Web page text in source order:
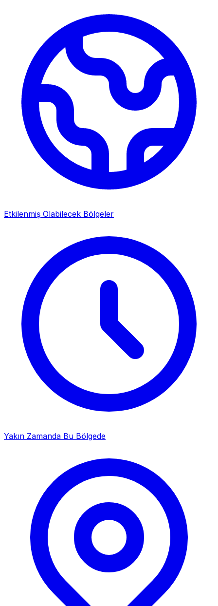
Etkilenmiş Olabilecek Bölgeler
Yakın Zamanda Bu Bölgede